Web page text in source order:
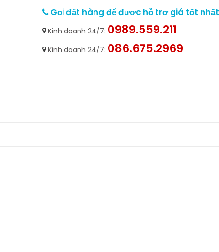
Gọi đặt hàng để được hỗ trợ giá tốt nhất
Kinh doanh 24/7: 0989.559.211
Kinh doanh 24/7: 086.675.2969